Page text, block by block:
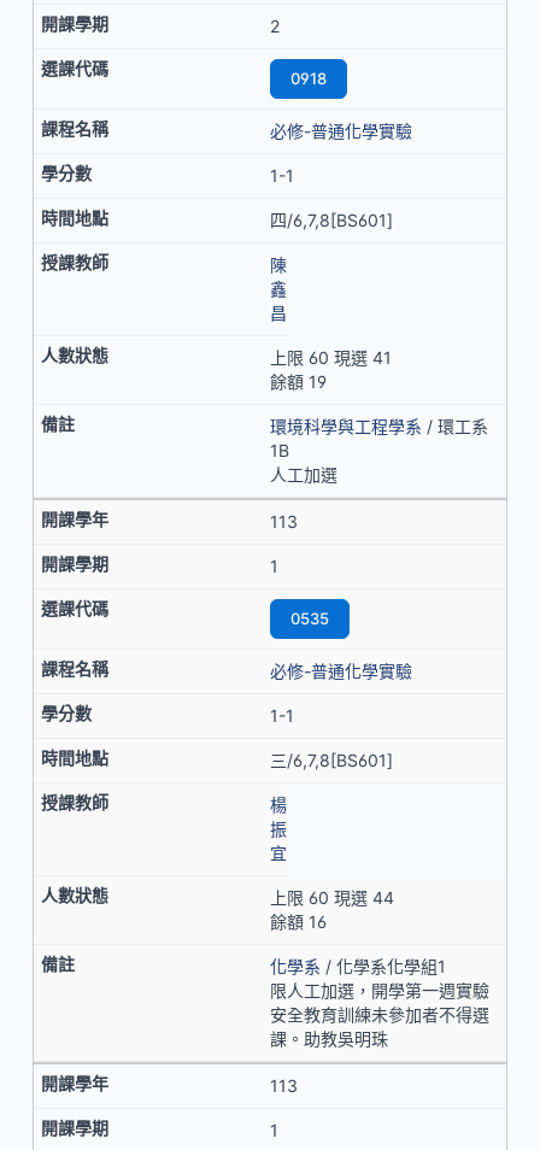
2
0918
必修-普通化學實驗
1-1
四/6,7,8[BS601]
陳
鑫
昌
上限 60 現選 41
餘額 19
環境科學與工程學系 / 環工系
1B
人工加選
113
1
0535
必修-普通化學實驗
1-1
三/6,7,8[BS601]
楊
振
宜
上限 60 現選 44
餘額 16
化學系 / 化學系化學組1
限人工加選，開學第一週實驗
安全教育訓練未參加者不得選
課。助教吳明珠
113
1